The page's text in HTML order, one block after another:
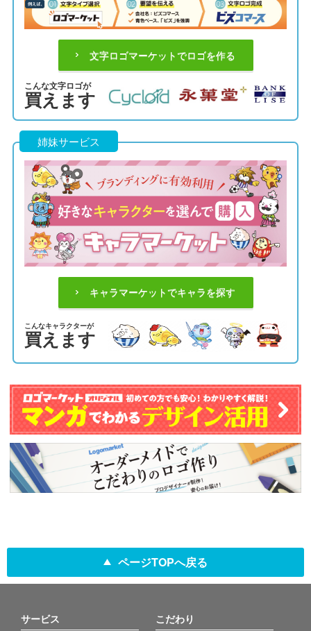
文字ロゴマーケットでロゴを作る
こんな文字ロゴが
買えます
姉妹サービス
キャラマーケットでキャラを探す
こんなキャラクターが
買えます
ページTOPへ戻る
サービス こだわり